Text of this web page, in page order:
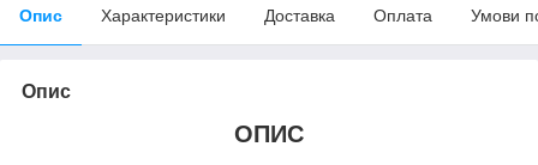
Опис Характеристики Доставка Оплата Умови
Опис
ОПИС